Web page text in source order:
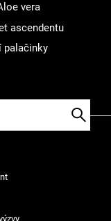
vera
ascendentu
palačinky